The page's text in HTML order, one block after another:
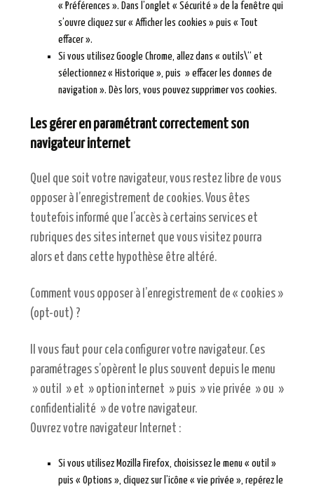
« Préférences ». Dans l’onglet « Sécurité » de la fenêtre qui
s’ouvre cliquez sur « Afficher les cookies » puis « Tout
effacer ».
Si vous utilisez Google Chrome, allez dans « outils\“ et
sélectionnez « Historique », puis » effacer les donnes de
navigation ». Dès lors, vous pouvez supprimer vos cookies.
Les gérer en paramétrant correctement son
navigateur internet
Quel que soit votre navigateur, vous restez libre de vous
opposer à l’enregistrement de cookies. Vous êtes
toutefois informé que l’accès à certains services et
rubriques des sites internet que vous visitez pourra
alors et dans cette hypothèse être altéré.
Comment vous opposer à l’enregistrement de « cookies »
(opt-out) ?
Il vous faut pour cela configurer votre navigateur. Ces
paramétrages s’opèrent le plus souvent depuis le menu
» outil » et » option internet » puis » vie privée » ou »
confidentialité » de votre navigateur.
Ouvrez votre navigateur Internet :
Si vous utilisez Mozilla Firefox, choisissez le menu « outil »
puis « Options », cliquez sur l’icône « vie privée », repérez le